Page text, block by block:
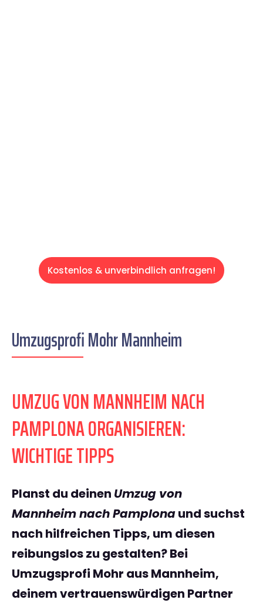
Kostenlos & unverbindlich anfragen!
Umzugsprofi Mohr Mannheim
UMZUG VON MANNHEIM NACH
PAMPLONA ORGANISIEREN:
WICHTIGE TIPPS
Planst du deinen Umzug von
Mannheim nach Pamplonaund suchst
nach hilfreichen Tipps, um diesen
reibungslos zu gestalten? Bei
Umzugsprofi Mohr aus Mannheim,
deinem vertrauenswürdigen Partner